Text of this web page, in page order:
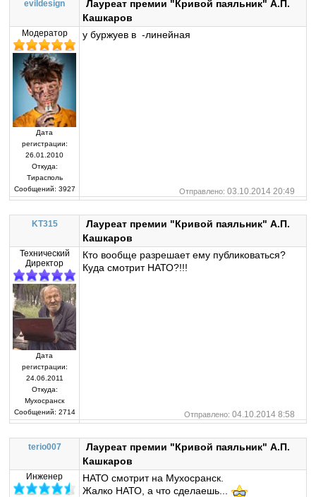
evildesign
Лауреат премии "Кривой паяльник" А.П.
Кашкаров
Модератор
Дата
регистрации:
26.01.2010
Откуда:
Тирасполь
Сообщений: 3927
у буржуев в -линейная
Отправлено: 03.10.2014 20:49
KT315
Лауреат премии "Кривой паяльник" А.П.
Кашкаров
Технический
Директор
Дата
регистрации:
24.06.2011
Откуда:
Мухосранск
Сообщений: 2714
Кто вообще разрешает ему публиковаться?
Куда смотрит НАТО?!!!
Отправлено: 04.10.2014 8:58
terio007
Лауреат премии "Кривой паяльник" А.П.
Кашкаров
Инженер
НАТО смотрит на Мухосранск.
Жалко НАТО, а что сделаешь...